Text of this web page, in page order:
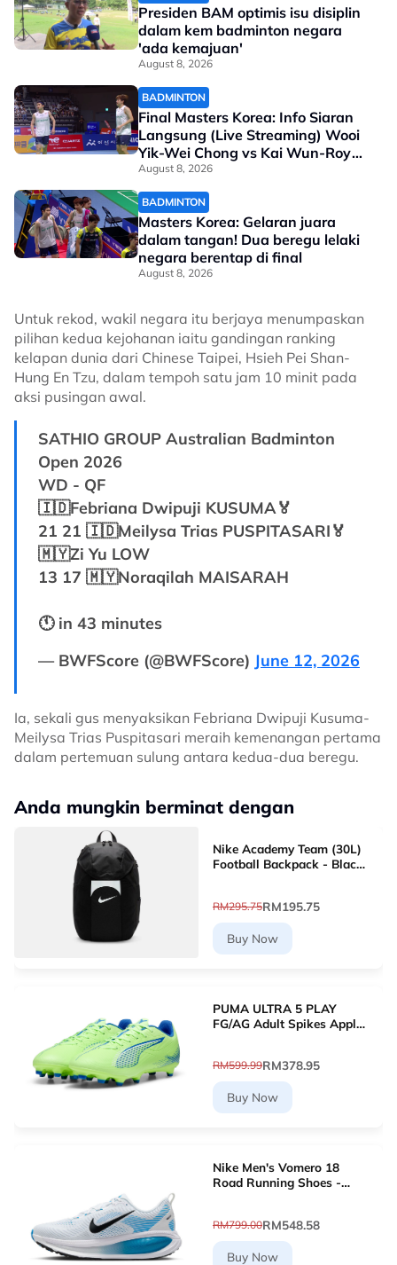
Presiden BAM optimis isu disiplin
dalam kem badminton negara
'ada kemajuan'
August 8, 2026
BADMINTON
Final Masters Korea: Info Siaran
Langsung (Live Streaming) Wooi
Yik-Wei Chong vs Kai Wun-Roy
King
August 8, 2026
BADMINTON
Masters Korea: Gelaran juara
dalam tangan! Dua beregu lelaki
negara berentap di final
August 8, 2026
Untuk rekod, wakil negara itu berjaya menumpaskan
pilihan kedua kejohanan iaitu gandingan ranking
kelapan dunia dari Chinese Taipei, Hsieh Pei Shan-
Hung En Tzu, dalam tempoh satu jam 10 minit pada
aksi pusingan awal.
SATHIO GROUP Australian Badminton
Open 2026
WD - QF
🇮🇩Febriana Dwipuji KUSUMA🏅
21 21 🇮🇩Meilysa Trias PUSPITASARI🏅
🇲🇾Zi Yu LOW
13 17 🇲🇾Noraqilah MAISARAH
🕚 in 43 minutes
— BWFScore (@BWFScore) June 12, 2026
Ia, sekali gus menyaksikan Febriana Dwipuji Kusuma-
Meilysa Trias Puspitasari meraih kemenangan pertama
dalam pertemuan sulung antara kedua-dua beregu.
Anda mungkin berminat dengan
Nike Academy Team (30L)
Football Backpack - Black
RM295.75RM195.75
Buy Now
PUMA ULTRA 5 PLAY
FG/AG Adult Spikes Apple
RM599.99RM378.95
Buy Now
Nike Men's Vomero 18
Road Running Shoes -
RM799.00RM548.58
Buy Now